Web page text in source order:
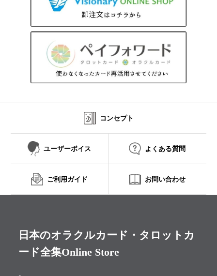
コンセプト
ユーザーボイス よくある質問
ご利用ガイド お問い合わせ
日本のオラクルカード・タロットカ
ード全集Online Store